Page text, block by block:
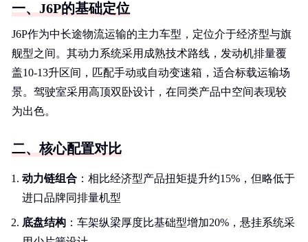
一、J6P的基础定位
J6P作为中长途物流运输的主力车型，定位介于经济型与旗
舰型之间。其动力系统采用成熟技术路线，发动机排量覆
盖10-13升区间，匹配手动或自动变速箱，适合标载运输场
景。驾驶室采用高顶双卧设计，在同类产品中空间表现较
为出色。
二、核心配置对比
动力链组合 ：相比经济型产品扭矩提升约15%，但略低于
进口品牌同排量机型
底盘结构 ：车架纵梁厚度比基础型增加20%，悬挂系统采